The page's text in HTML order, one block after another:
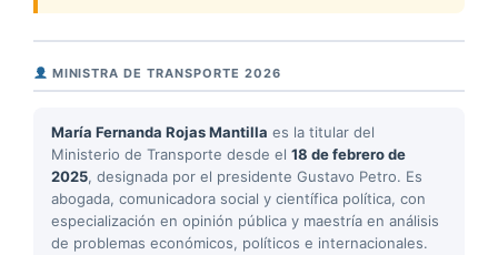
MINISTRA DE TRANSPORTE 2026
María Fernanda Rojas Mantilla es la titular del
Ministerio de Transporte desde el 18 de febrero de
2025, designada por el presidente Gustavo Petro. Es
abogada, comunicadora social y científica política, con
especialización en opinión pública y maestría en análisis
de problemas económicos, políticos e internacionales.